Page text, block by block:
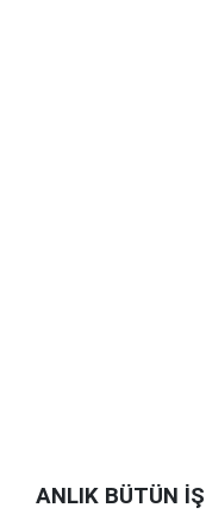
ANLIK BÜTÜN